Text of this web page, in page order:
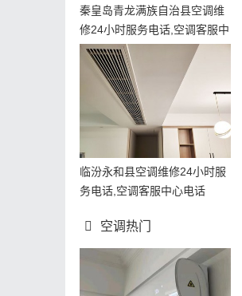
秦皇岛青龙满族自治县空调维
修24小时服务电话,空调客服中
心电
临汾永和县空调维修24小时服
务电话,空调客服中心电话
空调热门